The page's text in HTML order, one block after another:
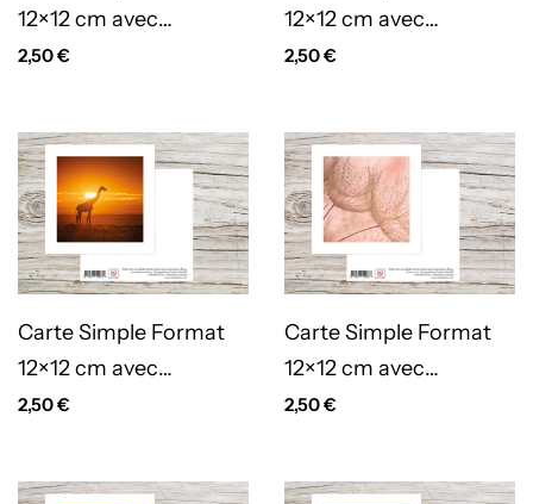
12×12 cm avec
enveloppe – Chamois
2,50€
12×12 cm avec
enveloppe – Cristaux
2,50€
Carte Simple Format
12×12 cm avec
enveloppe – Girafe
2,50€
Carte Simple Format
12×12 cm avec
enveloppe – Goutte
2,50€